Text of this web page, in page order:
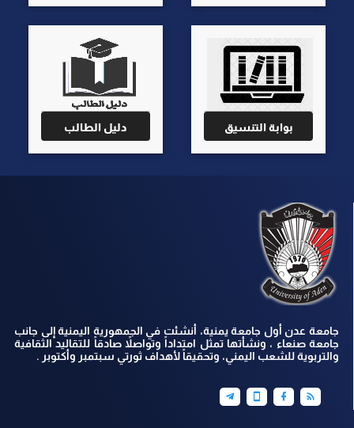
بوابة التنسيق دليل الطالب
جامعة عدن أول جامعة يمنية، أنشئت في الجمهورية اليمنية إلى جانب
جامعة صنعاء ، ونشأتها تمثل امتداداً وتواصلاً صادقاً للتقاليد الثقافية
والتربوية للشعب اليمني، وتحقيقاً لأهداف ثورتي سبتمبر وأكتوبر .